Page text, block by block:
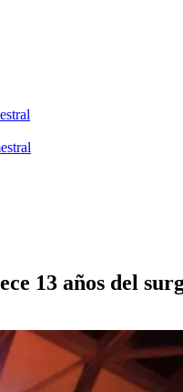
13 años del